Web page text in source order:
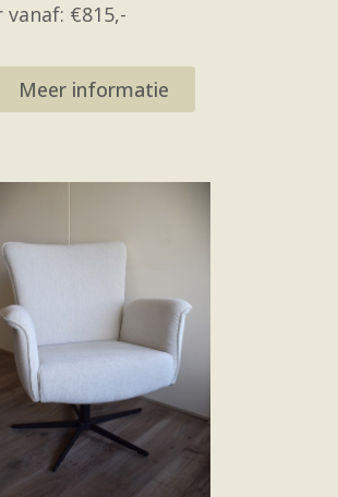
€815,-
Meer informatie